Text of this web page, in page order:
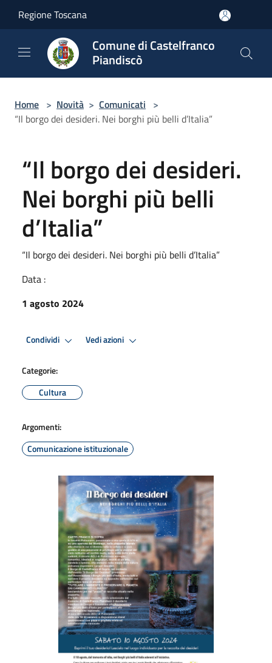
Regione Toscana
Comune di Castelfranco
Piandiscò
Home > Novità > Comunicati >
“Il borgo dei desideri. Nei borghi più belli d’Italia”
“Il borgo dei desideri.
Nei borghi più belli
d’Italia”
“Il borgo dei desideri. Nei borghi più belli d’Italia”
Data :
1 agosto 2024
Condividi Vedi azioni
Categorie:
Cultura
Argomenti:
Comunicazione istituzionale